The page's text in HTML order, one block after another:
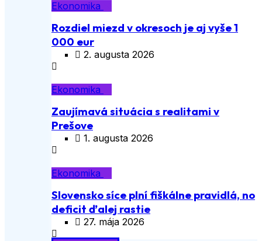
Ekonomika
Rozdiel miezd v okresoch je aj vyše 1
000 eur
2. augusta 2026
Ekonomika
Zaujímavá situácia s realitami v
Prešove
1. augusta 2026
Ekonomika
Slovensko síce plní fiškálne pravidlá, no
deficit ďalej rastie
27. mája 2026